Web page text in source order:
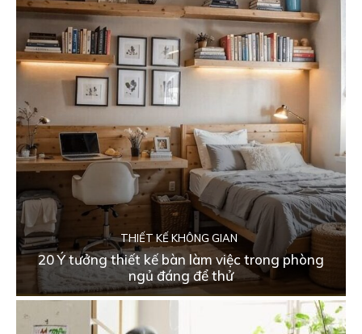
THIẾT KẾ KHÔNG GIAN
20 Ý tưởng thiết kế bàn làm việc trong phòng
ngủ đáng để thử